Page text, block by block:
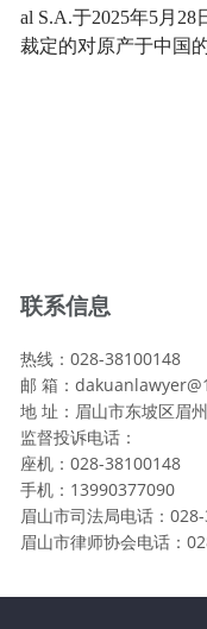
al S.A.于2025年5月 28
裁定的对原产于中国
联系信息
热线：028-38100148
邮 箱：
地 址：眉山市东坡区眉
监督投诉电话：
座机：028-38100148
手机：13990377090
眉山市司法局电话：
眉山市律师协会电话：